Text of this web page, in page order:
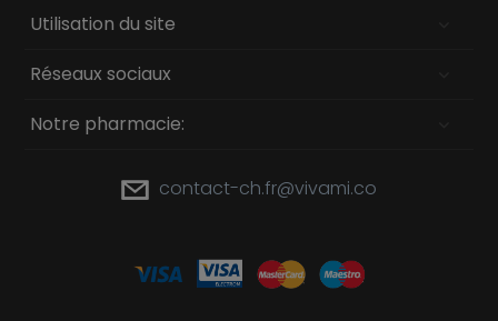
Utilisation du site
Réseaux sociaux
Notre pharmacie:
contact-ch.fr@vivami.co